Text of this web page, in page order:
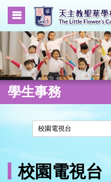
學生事務
校園電視台